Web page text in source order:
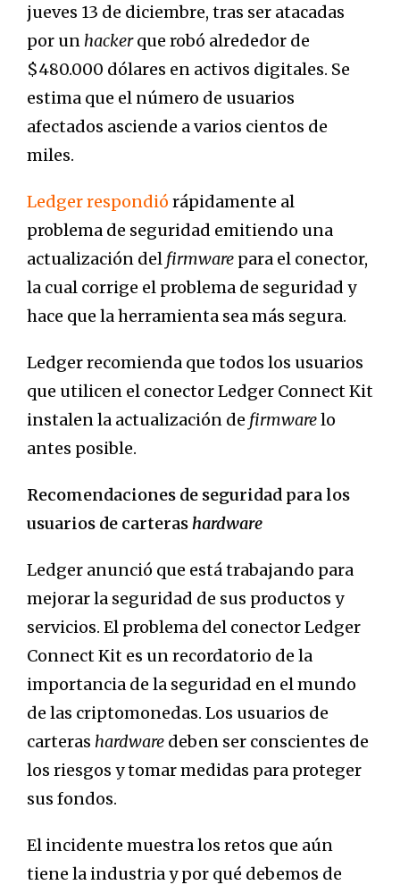
jueves 13 de diciembre, tras ser atacadas
por un hackerque robó alrededor de
$480.000 dólares en activos digitales. Se
estima que el número de usuarios
afectados asciende a varios cientos de
miles.
Ledger respondió rápidamente al
problema de seguridad emitiendo una
actualización del firmware para el conector,
la cual corrige el problema de seguridad y
hace que la herramienta sea más segura.
Ledger recomienda que todos los usuarios
que utilicen el conector Ledger Connect Kit
instalen la actualización de firmwarelo
antes posible.
Recomendaciones de seguridad para los
usuarios de carteras hardware
Ledger anunció que está trabajando para
mejorar la seguridad de sus productos y
servicios. El problema del conector Ledger
Connect Kit es un recordatorio de la
importancia de la seguridad en el mundo
de las criptomonedas. Los usuarios de
carteras hardware deben ser conscientes de
los riesgos y tomar medidas para proteger
sus fondos.
El incidente muestra los retos que aún
tiene la industria y por qué debemos de